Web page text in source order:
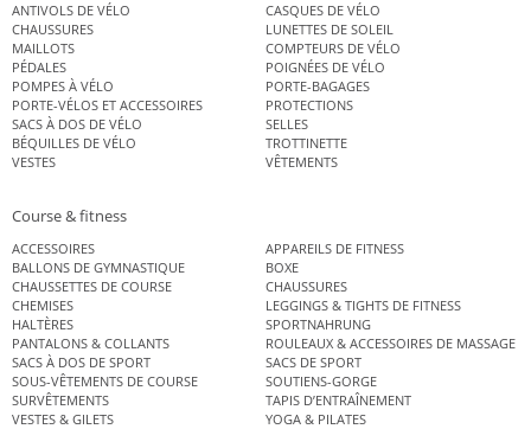
ANTIVOLS DE VÉLO
CASQUES DE VÉLO
CHAUSSURES
LUNETTES DE SOLEIL
MAILLOTS
COMPTEURS DE VÉLO
PÉDALES
POIGNÉES DE VÉLO
POMPES À VÉLO
PORTE-BAGAGES
PORTE-VÉLOS ET ACCESSOIRES
PROTECTIONS
SACS À DOS DE VÉLO
SELLES
BÉQUILLES DE VÉLO
TROTTINETTE
VESTES
VÊTEMENTS
Course & fitness
ACCESSOIRES
APPAREILS DE FITNESS
BALLONS DE GYMNASTIQUE
BOXE
CHAUSSETTES DE COURSE
CHAUSSURES
CHEMISES
LEGGINGS & TIGHTS DE FITNESS
HALTÈRES
SPORTNAHRUNG
PANTALONS & COLLANTS
ROULEAUX & ACCESSOIRES DE MASSAGE
SACS À DOS DE SPORT
SACS DE SPORT
SOUS-VÊTEMENTS DE COURSE
SOUTIENS-GORGE
SURVÊTEMENTS
TAPIS D’ENTRAÎNEMENT
VESTES & GILETS
YOGA & PILATES